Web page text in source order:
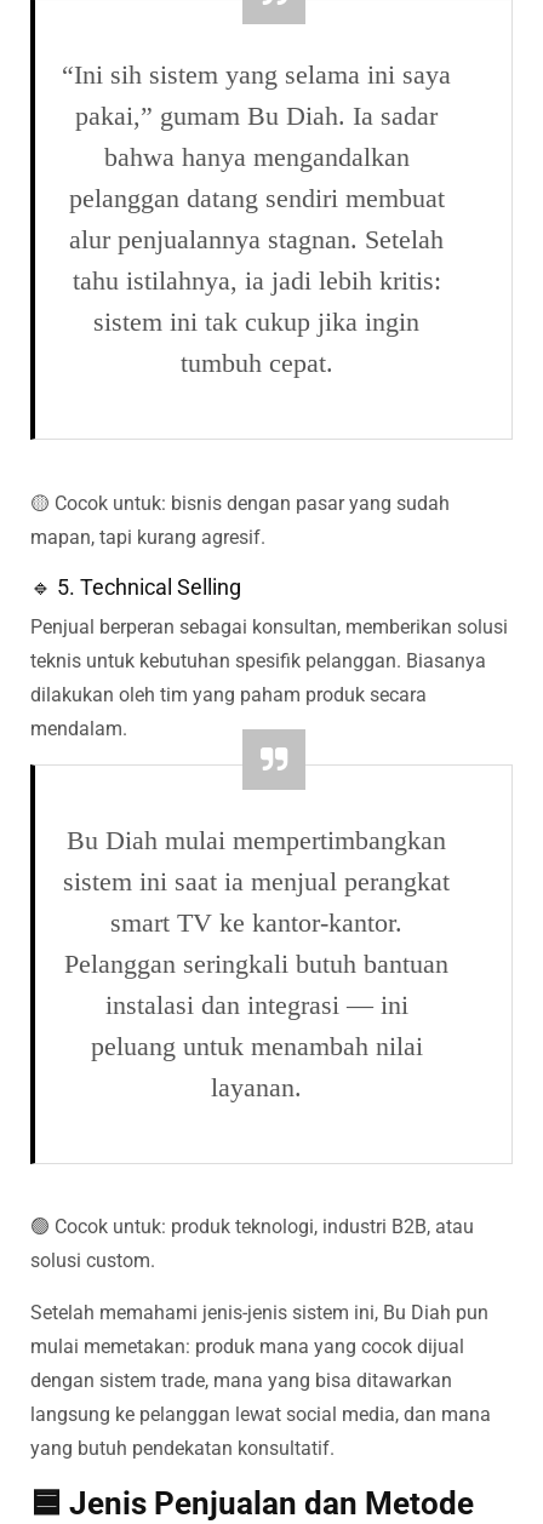
“Ini sih sistem yang selama ini saya
pakai,” gumam Bu Diah. Ia sadar
bahwa hanya mengandalkan
pelanggan datang sendiri membuat
alur penjualannya stagnan. Setelah
tahu istilahnya, ia jadi lebih kritis:
sistem ini tak cukup jika ingin
tumbuh cepat.
🟡 Cocok untuk: bisnis dengan pasar yang sudah
mapan, tapi kurang agresif.
🔹 5. Technical Selling
Penjual berperan sebagai konsultan, memberikan solusi
teknis untuk kebutuhan spesifik pelanggan. Biasanya
dilakukan oleh tim yang paham produk secara
mendalam.
Bu Diah mulai mempertimbangkan
sistem ini saat ia menjual perangkat
smart TV ke kantor-kantor.
Pelanggan seringkali butuh bantuan
instalasi dan integrasi — ini
peluang untuk menambah nilai
layanan.
🟢 Cocok untuk: produk teknologi, industri B2B, atau
solusi custom.
Setelah memahami jenis-jenis sistem ini, Bu Diah pun
mulai memetakan: produk mana yang cocok dijual
dengan sistem trade, mana yang bisa ditawarkan
langsung ke pelanggan lewat social media, dan mana
yang butuh pendekatan konsultatif.
🟦 Jenis Penjualan dan Metode